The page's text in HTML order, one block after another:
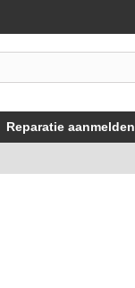
Reparatie aanmelden